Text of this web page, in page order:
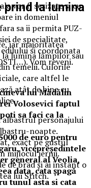
vor fi sesizate si cu
in domeniul
sa ii permita PUZ-
de specialitate,
si coordonata
Vom reveni.
lui Mădălin
Volosevici faptul
sa faci ca la
de euro pentru
vicepreședintele
general al Veolia,
data, cata șpagă
tunul asta si cata
la lumina
iar majoritatea
lumina lămpilor sau
temelii. Culorile
care altfel le
atât de bine cu
albastrul personajului
noapte.
exact pe gustul
mijlocul iernii.
de brad și ai instant o
lui Stitch.